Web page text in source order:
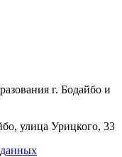
г. Бодайбо и
улица Урицкого, 33